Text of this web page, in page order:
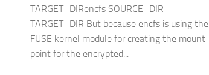
TARGET_DIRencfs SOURCE_DIR
TARGET_DIR But because encfs is using the
FUSE kernel module for creating the mount
point for the encrypted...